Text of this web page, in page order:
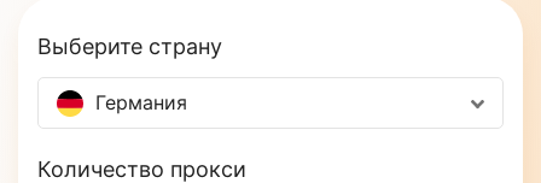
Выберите страну
Германия
Количество прокси